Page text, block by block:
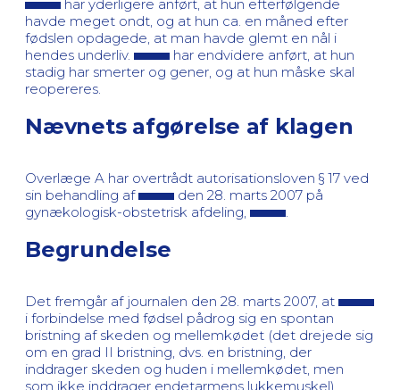
har yderligere anført, at hun efterfølgende
havde meget ondt, og at hun ca. en måned efter
fødslen opdagede, at man havde glemt en nål i
hendes underliv.
har endvidere anført, at hun
stadig har smerter og gener, og at hun måske skal
reopereres.
Nævnets afgørelse af klagen
Overlæge A har overtrådt autorisationsloven § 17 ved
sin behandling af
den 28. marts 2007 på
gynækologisk-obstetrisk afdeling,
Begrundelse
Det fremgår af journalen den 28. marts 2007, at
i forbindelse med fødsel pådrog sig en spontan
bristning af skeden og mellemkødet (det drejede sig
om en grad II bristning, dvs. en bristning, der
inddrager skeden og huden i mellemkødet, men
som ikke inddrager endetarmens lukkemuskel).